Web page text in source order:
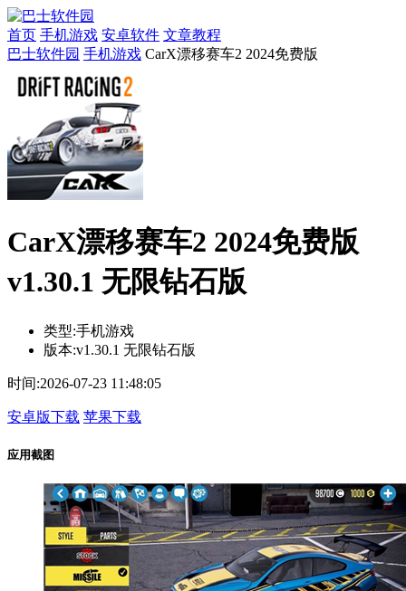
首页 手机游戏 安卓软件 文章教程
巴士软件园 手机游戏 CarX漂移赛车2 2024免费版
CarX漂移赛车2 2024免费版
v1.30.1 无限钻石版
类型:手机游戏
版本:v1.30.1 无限钻石版
时间:2026-07-23 11:48:05
安卓版下载 苹果下载
应用截图